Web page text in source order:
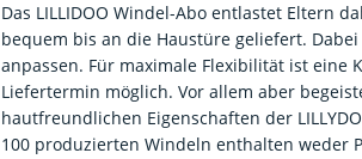
Das LILLIDOO Windel-Abo entlastet Eltern
bequem bis an die Haustüre geliefert.
anpassen. Für maximale Flexibilität ist eine
Liefertermin möglich. Vor allem aber
hautfreundlichen Eigenschaften der
100 produzierten Windeln enthalten weder